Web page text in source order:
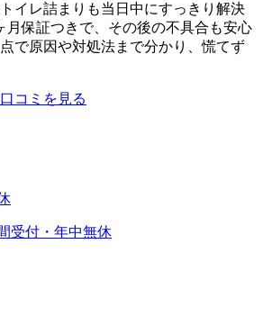
イレ詰まりも当日中にすっきり解決
月保証つきで、その後の不具合も安心
で原因や対処法まで分かり、慌てず
口コミを見る
受付・年中無休